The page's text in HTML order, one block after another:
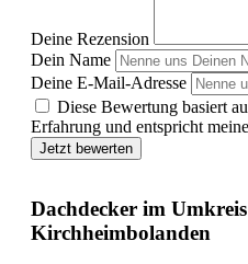
Deine Rezension
Dein Name
Deine E-Mail-Adresse
Diese Bewertung basiert
Erfahrung und entspricht
Jetzt bewerten
Dachdecker im
Kirchheimbolanden